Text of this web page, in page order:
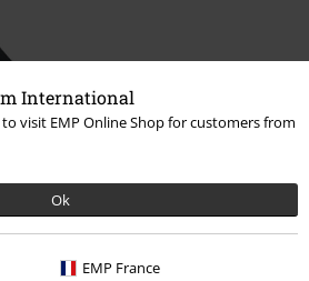
International
to visit EMP Online Shop for customers from
Ok
EMP France